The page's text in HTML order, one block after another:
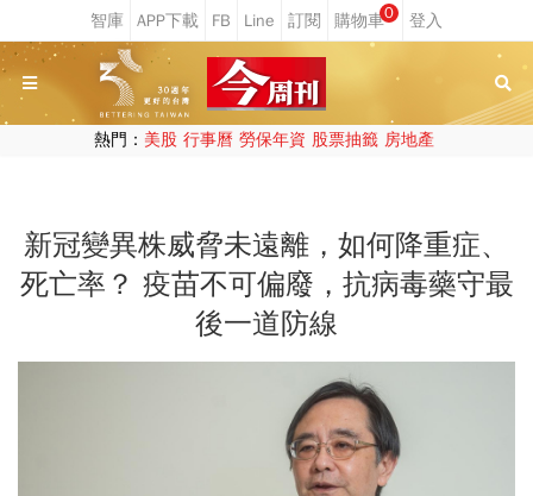
0
熱門： 美股 行事曆 勞保年資 股票抽籤 房地產
新冠變異株威脅未遠離，如何降重症、
死亡率？ 疫苗不可偏廢，抗病毒藥守最
後一道防線